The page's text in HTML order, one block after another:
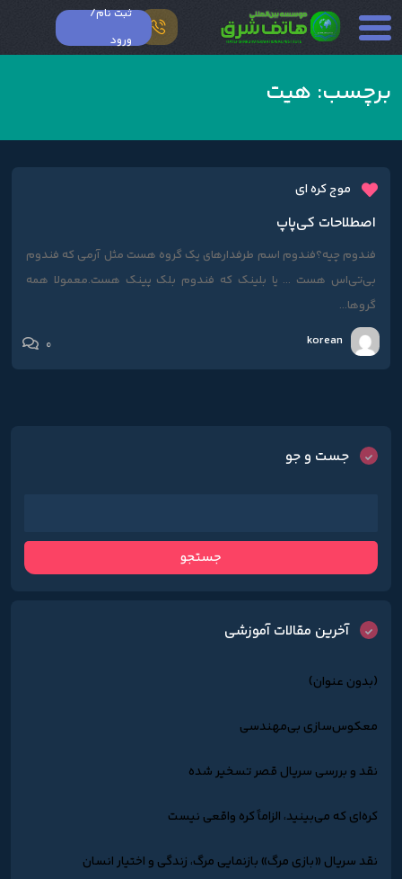
ثبت نام/
ورود
برچسب: هیت
موج کره ای
اصطلاحات کی‌پاپ
فندوم چیه؟فندوم اسم طرفدارهای یک گروه هست مثل آرمی که فندوم
بی‌تی‌اس هست ... یا بلینک که فندوم بلک پینک هست.معمولا همه
گروها...
korean
0
جست و جو
آخرین مقالات آموزشی
(بدون عنوان)
معکوس‌سازی بی‌مهندسی
نقد و بررسی سریال قصر تسخیر شده
کره‌ای که می‌بینید، الزاماً کره واقعی نیست
نقد سریال «بازی مرگ» بازنمایی مرگ، زندگی و اختیار انسان